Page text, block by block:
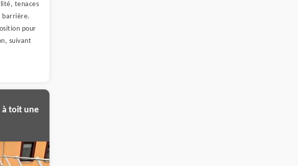
tenaces
barrière.
pour
suivant
à toit une